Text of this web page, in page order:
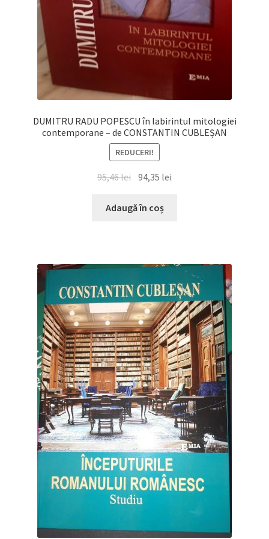
DUMITRU RADU POPESCU în labirintul mitologiei
contemporane – de CONSTANTIN CUBLEȘAN
REDUCERI!
95,46lei Prețul
a
94,35 lei
Adaugă în coș